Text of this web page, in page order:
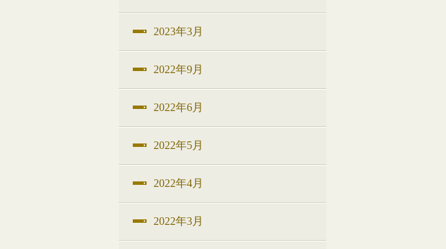
2023年3月
2022年9月
2022年6月
2022年5月
2022年4月
2022年3月